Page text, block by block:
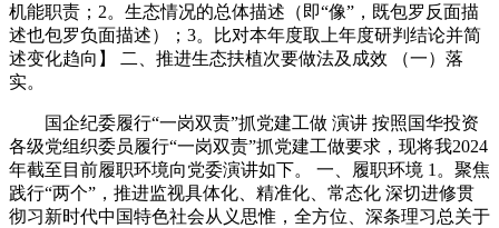
机能职责；2。生态情况的总体描述（即“像”，既包罗反面描
述也包罗负面描述）；3。比对本年度取上年度研判结论并简
述变化趋向】 二、推进生态扶植次要做法及成效 （一）落
实。
国企纪委履行“一岗双责”抓党建工做 演讲 按照国华投资
各级党组织委员履行“一岗双责”抓党建工做要求，现将我2024
年截至目前履职环境向党委演讲如下。 一、履职环境 1。聚焦
践行“两个”，推进监视具体化、精准化、常态化 深切进修贯
彻习新时代中国特色社会从义思惟，全方位、深条理习总关于